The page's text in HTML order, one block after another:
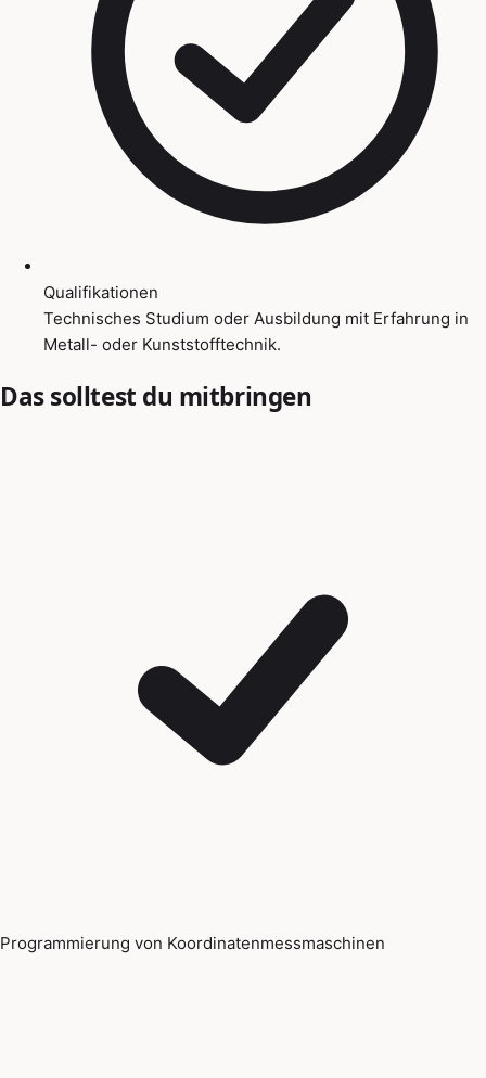
Qualifikationen
Technisches Studium oder Ausbildung mit Erfahrung in
Metall- oder Kunststofftechnik.
Das solltest du mitbringen
Programmierung von Koordinatenmessmaschinen